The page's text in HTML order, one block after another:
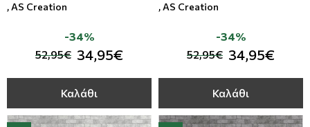
, AS Creation
52,95€ 34,95€
-34%
Καλάθι
, AS Creation
52,95€ 34,95€
-34%
Καλάθι